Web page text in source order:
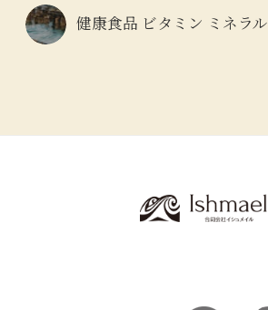
健康食品 ビタミン ミネラル